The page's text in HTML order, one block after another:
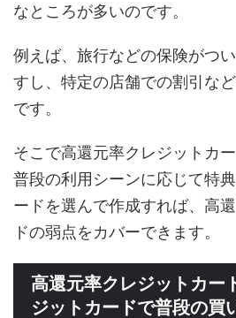
なところが多いのです。
例えば、旅行などの保険がつ
すし、特定の店舗での割引な
です。
そこで高還元率クレジットカ
普段の利用シーンに応じて特
ードを選んで作成すれば、高
ドの弱点をカバーできます。
高還元率クレジットカー
ジットカードで普段の買